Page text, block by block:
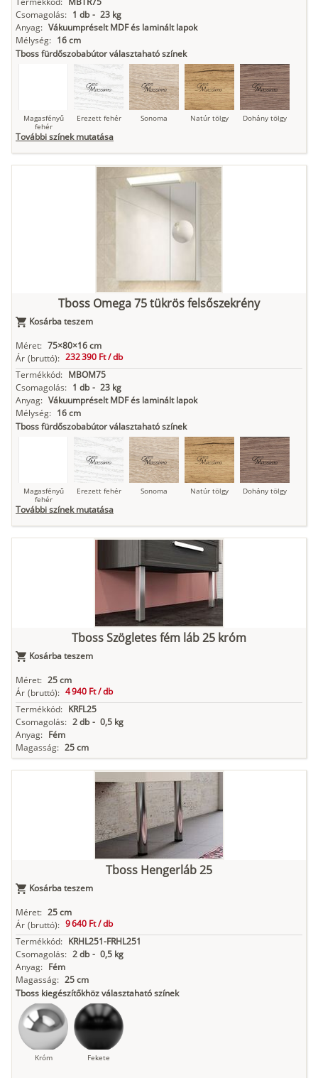
Csomagolás: 1 db - 23 kg
Anyag: Vákuumpréselt MDF és laminált lapok
Mélység: 16 cm
Tboss fürdőszobabútor választaható színek
Magasfényű
fehér
Erezett fehér Sonoma Natúr tölgy Dohány tölgy
Loft beton
Antracit Matt fekete
További színek mutatása
Tboss Omega 75 tükrös felsőszekrény
Kosárba teszem
Méret: 75×80×16 cm
Ár (bruttó): 232 390 Ft /db
Termékkód: MBOM75
Csomagolás: 1 db - 23 kg
Anyag: Vákuumpréselt MDF és laminált lapok
Mélység: 16 cm
Tboss fürdőszobabútor választaható színek
Magasfényű
fehér
Erezett fehér Sonoma Natúr tölgy Dohány tölgy
Loft beton
Szupermatt
fehér
Nádzöld Füstös zöld
Antracit
További színek mutatása
Tboss Szögletes fém láb 25 króm
Kosárba teszem
Méret: 25 cm
Ár (bruttó): 4 940 Ft /db
Termékkód: KRFL25
Csomagolás: 2 db - 0,5 kg
Anyag: Fém
Magasság: 25 cm
Tboss Hengerláb 25
Kosárba teszem
Méret: 25 cm
Ár (bruttó): 9 640 Ft /db
Termékkód: KRHL251-FRHL251
Csomagolás: 2 db - 0,5 kg
Anyag: Fém
Magasság: 25 cm
Tboss kiegészítőkhöz választaható színek
Króm Fekete